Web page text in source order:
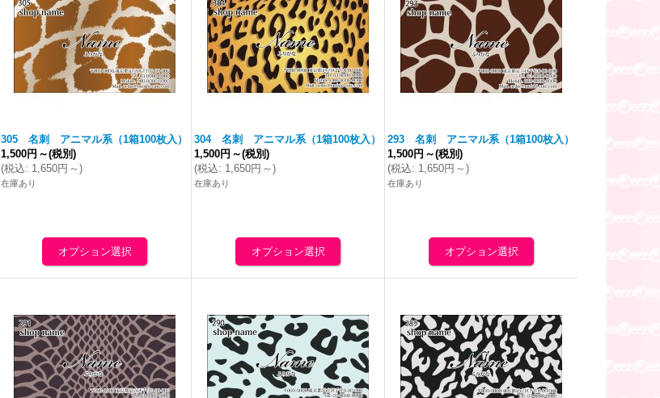
305 名刺 アニマル系（1箱100枚入）
1,500円 ～(税別)
(税込: 1,650円 ～)
在庫あり
304 名刺 アニマル系（1箱100枚入）
1,500円 ～(税別)
(税込: 1,650円 ～)
在庫あり
293 名刺 アニマル系（1箱100枚入）
1,500円 ～(税別)
(税込: 1,650円 ～)
在庫あり